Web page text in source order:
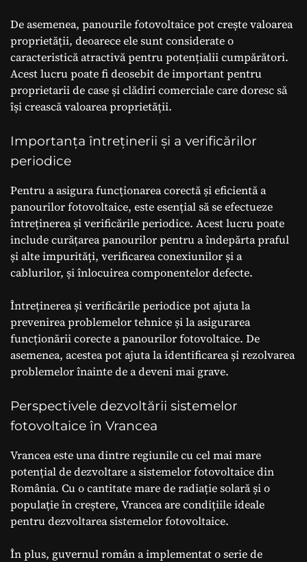
De asemenea, panourile fotovoltaice pot crește valoarea
proprietății, deoarece ele sunt considerate o
caracteristică atractivă pentru potențialii cumpărători.
Acest lucru poate fi deosebit de important pentru
proprietarii de case și clădiri comerciale care doresc să
își crească valoarea proprietății.
Importanța întreținerii și a verificărilor
periodice
Pentru a asigura funcționarea corectă și eficientă a
panourilor fotovoltaice, este esențial să se efectueze
întreținerea și verificările periodice. Acest lucru poate
include curățarea panourilor pentru a îndepărta praful
și alte impurități, verificarea conexiunilor și a
cablurilor, și înlocuirea componentelor defecte.
Întreținerea și verificările periodice pot ajuta la
prevenirea problemelor tehnice și la asigurarea
funcționării corecte a panourilor fotovoltaice. De
asemenea, acestea pot ajuta la identificarea și rezolvarea
problemelor înainte de a deveni mai grave.
Perspectivele dezvoltării sistemelor
fotovoltaice în Vrancea
Vrancea este una dintre regiunile cu cel mai mare
potențial de dezvoltare a sistemelor fotovoltaice din
România. Cu o cantitate mare de radiație solară și o
populație în creștere, Vrancea are condițiile ideale
pentru dezvoltarea sistemelor fotovoltaice.
În plus, guvernul român a implementat o serie de